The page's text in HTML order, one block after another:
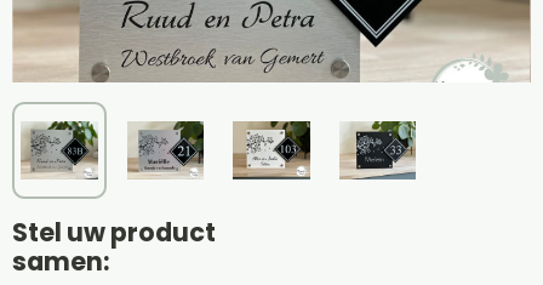
Stel uw product
samen: